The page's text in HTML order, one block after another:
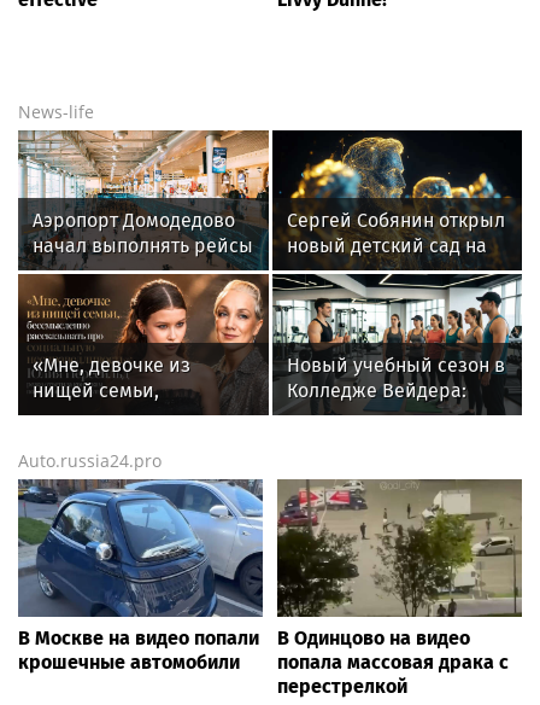
News-life
Аэропорт Домодедово
начал выполнять рейсы
по согласованию
Сергей Собянин открыл
новый детский сад на
300 мест в Москве
«Мне, девочке из
нищей семьи,
бессмысленно
социальную
несправедливость»:
Юлия Пересильд резко
ответила критикам
после скандала с
поступлением дочери
Новый учебный сезон в
Колледже Вейдера:
стартовали очные
специалистов
индустрии здоровья
Auto.russia24.pro
В Москве на видео попали
крошечные автомобили
В Одинцово на видео
попала массовая драка с
перестрелкой